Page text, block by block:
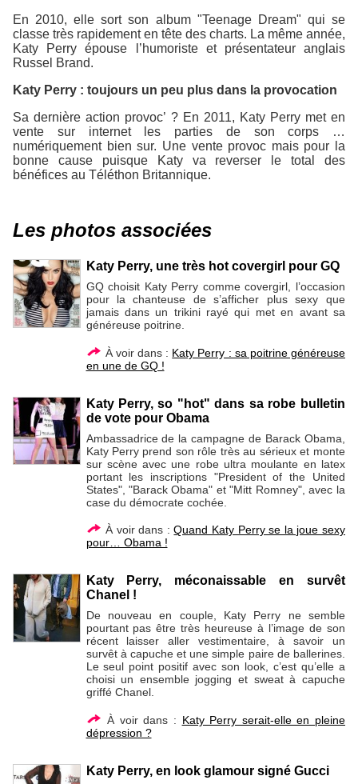
En 2010, elle sort son album "Teenage Dream" qui se
classe très rapidement en tête des charts. La même année,
Katy Perry épouse l’humoriste et présentateur anglais
Russel Brand.
Katy Perry : toujours un peu plus dans la provocation
Sa dernière action provoc’ ? En 2011, Katy Perry met en
vente sur internet les parties de son corps …
numériquement bien sur. Une vente provoc mais pour la
bonne cause puisque Katy va reverser le total des
bénéfices au Téléthon Britannique.
Les photos associées
Katy Perry, une très hot covergirl pour GQ
GQ choisit Katy Perry comme covergirl, l’occasion
pour la chanteuse de s’afficher plus sexy que
jamais dans un trikini rayé qui met en avant sa
généreuse poitrine.
À voir dans : Katy Perry : sa poitrine généreuse
en une de GQ !
Katy Perry, so "hot" dans sa robe bulletin
de vote pour Obama
Ambassadrice de la campagne de Barack Obama,
Katy Perry prend son rôle très au sérieux et monte
sur scène avec une robe ultra moulante en latex
portant les inscriptions "President of the United
States", "Barack Obama" et "Mitt Romney", avec la
case du démocrate cochée.
À voir dans :Quand Katy Perry se la joue sexy
pour… Obama !
Katy Perry, méconaissable en survêt
Chanel !
De nouveau en couple, Katy Perry ne semble
pourtant pas être très heureuse à l’image de son
récent laisser aller vestimentaire, à savoir un
survêt à capuche et une simple paire de ballerines.
Le seul point positif avec son look, c’est qu’elle a
choisi un ensemble jogging et sweat à capuche
griffé Chanel.
À voir dans : Katy Perry serait-elle en pleine
dépression ?
Katy Perry, en look glamour signé Gucci